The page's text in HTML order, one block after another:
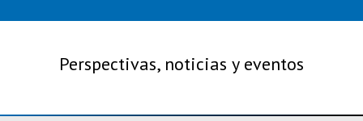
Perspectivas, noticias y eventos